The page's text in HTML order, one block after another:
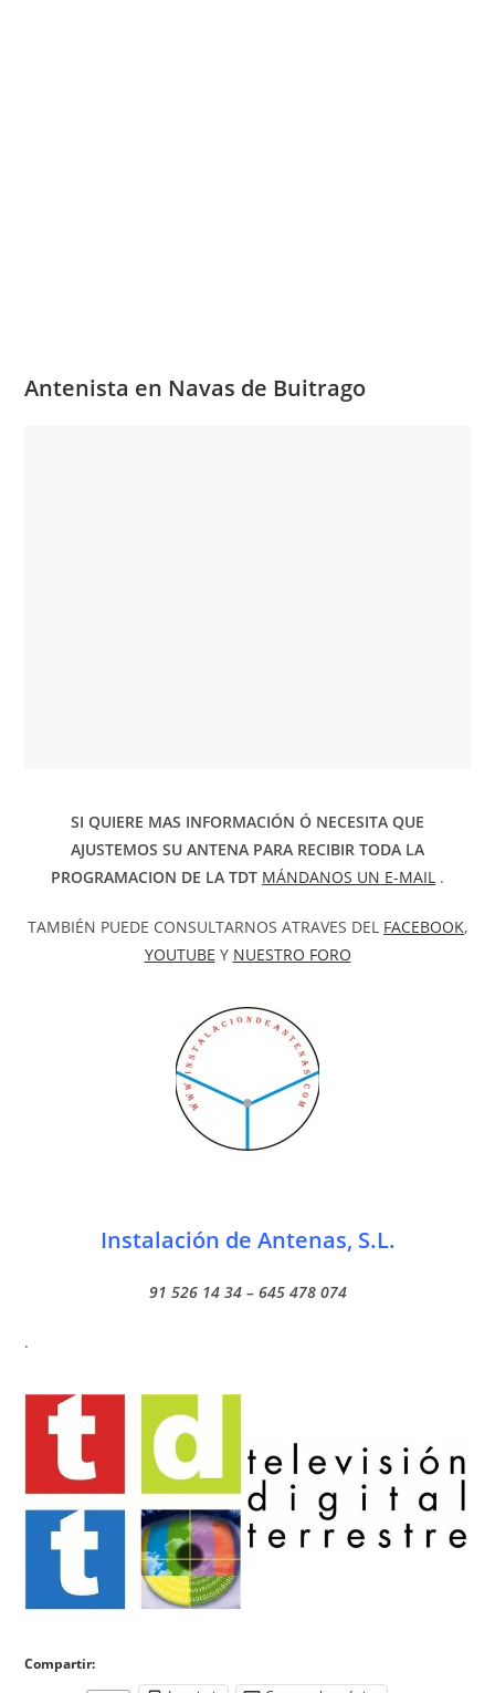
Antenista en Navas de Buitrago
SI QUIERE MAS INFORMACIÓN Ó NECESITA QUE
AJUSTEMOS SU ANTENA PARA RECIBIR TODA LA
PROGRAMACION DE LA TDT MÁNDANOS UN E-MAIL .
TAMBIÉN PUEDE CONSULTARNOS ATRAVES DEL FACEBOOK,
YOUTUBE Y NUESTRO FORO
Instalación de Antenas, S.L.
91 526 14 34 – 645 478 074
.
Compartir: